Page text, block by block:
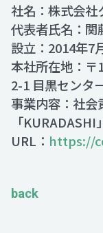
社名：株式会社
代表者氏名：関
設立：2014年7
本社所在地：〒
2-1 目黒センタ
事業内容：社会
「KURADASHI
URL： https://
back